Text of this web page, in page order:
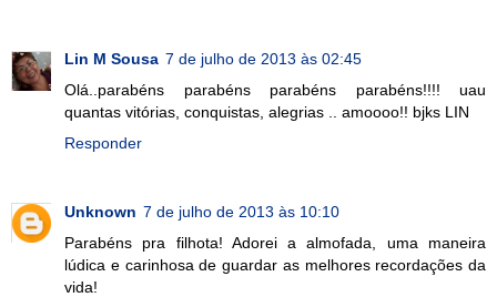
Lin M Sousa 7 de julho de 2013 às 02:45
Olá..parabéns parabéns parabéns parabéns!!!! uau
quantas vitórias, conquistas, alegrias .. amoooo!! bjks LIN
Responder
Unknown 7 de julho de 2013 às 10:10
Parabéns pra filhota! Adorei a almofada, uma maneira
lúdica e carinhosa de guardar as melhores recordações da
vida!